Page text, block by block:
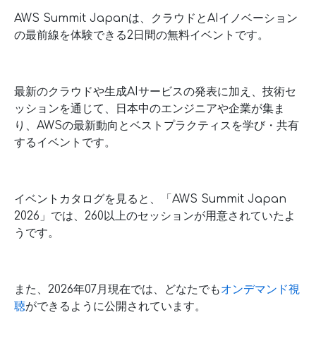
AWS Summit Japanは、クラウドとAIイノベーション
の最前線を体験できる2日間の無料イベントです。
最新のクラウドや生成AIサービスの発表に加え、技術セ
ッションを通じて、日本中のエンジニアや企業が集ま
り、AWSの最新動向とベストプラクティスを学び・共有
するイベントです。
イベントカタログを見ると、「AWS Summit Japan
2026」では、260以上のセッションが用意されていたよ
うです。
また、2026年07月現在では、どなたでもオンデマンド視
聴ができるように公開されています。